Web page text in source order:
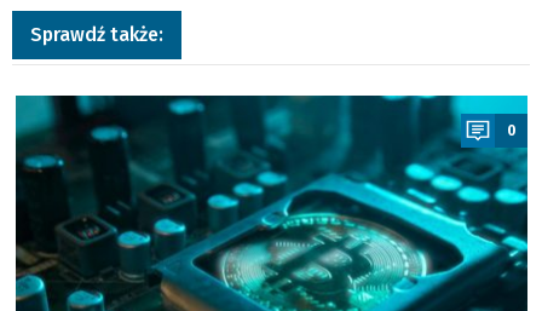
Sprawdź także:
a
0